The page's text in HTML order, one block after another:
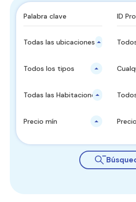
Todas las ubicaciones principales
Todos los tipos
Todas las Habitaciones
Precio mín